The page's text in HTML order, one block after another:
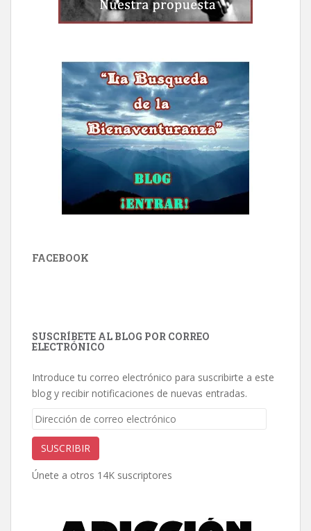
FACEBOOK
SUSCRÍBETE AL BLOG POR CORREO
ELECTRÓNICO
Introduce tu correo electrónico para suscribirte a este
blog y recibir notificaciones de nuevas entradas.
Dirección
correo
electrónico
SUSCRIBIR
Únete a otros 14K suscriptores